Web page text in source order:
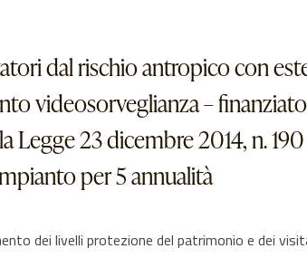
dal rischio antropico con
videosorveglianza –
Legge 23 dicembre 2014, n.
per 5 annualità
dei livelli protezione del patrimonio e dei